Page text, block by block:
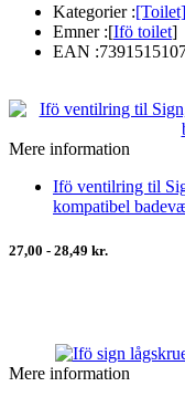
Kategorier :[Toilet]
Emner :[Ifö toilet]
EAN :
Mere information
Ifö ventilring til
kompatibel
27,00 - 28,49 kr.
Mere information